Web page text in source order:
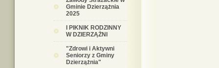
Gminie Dzierzążnia
2025
I PIKNIK RODZINNY
W DZIERZĄŻNI
"Zdrowi i Aktywni
Seniorzy z Gminy
Dzierzążnia"